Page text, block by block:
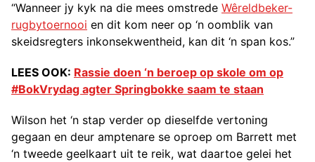
“Wanneer jy kyk na die mees omstrede Wêreldbeker-
rugbytoernooi en dit kom neer op ‘n oomblik van
skeidsregters inkonsekwentheid, kan dit ‘n span kos.”
LEES OOK: Rassie doen ‘n beroep op skole om op
#BokVrydag agter Springbokke saam te staan
Wilson het ‘n stap verder op dieselfde vertoning
gegaan en deur amptenare se oproep om Barrett met
‘n tweede geelkaart uit te reik, wat daartoe gelei het